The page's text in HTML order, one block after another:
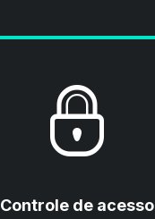
Controle de acesso